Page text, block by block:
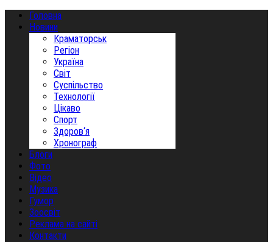
Головна
Новини
Краматорськ
Регіон
Україна
Світ
Суспільство
Технології
Цікаво
Спорт
Здоров‘я
Хронограф
Блоги
Фото
Відео
Музика
Гумор
Зоосвіт
Реклама на сайті
Контакти